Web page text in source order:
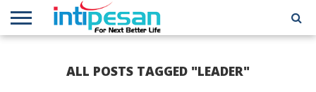
NETWORKALL POSTS TAGGED "LEADER"